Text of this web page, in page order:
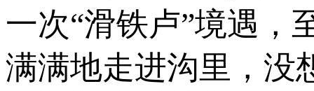
一次“滑铁卢”境遇，
满满地走进沟里，没